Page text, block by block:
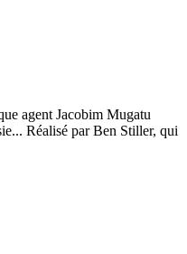
agent Jacobim Mugatu
Réalisé par Ben Stiller, qui